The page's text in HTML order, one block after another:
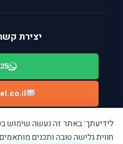
חווית גלישה טובה ותכנים
יצירת
ניווט בWAZE: ביאליק 124, רמת גן